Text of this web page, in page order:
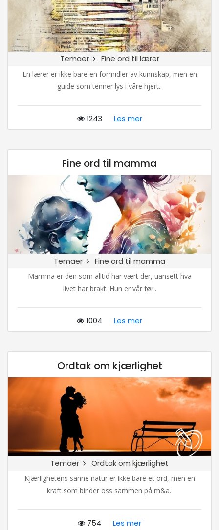
Temaer Fine ord til lærer
En lærer er ikke bare en formidler av kunnskap, men en
guide som tenner lys i våre hjert..
1243 Les mer
Fine ord til mamma
Temaer Fine ord til mamma
Mamma er den som alltid har vært der, uansett hva
livet har brakt. Hun er vår før..
1004 Les mer
Ordtak om kjærlighet
Temaer Ordtak om kjærlighet
Kjærlighetens sanne natur er ikke bare et ord, men en
kraft som binder oss sammen på m&a..
754 Les mer